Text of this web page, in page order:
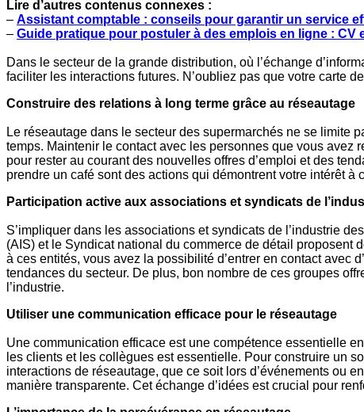
Lire d’autres contenus connexes :
– Assistant comptable : conseils pour garantir un service
– Guide pratique pour postuler à des emplois en ligne : CV
Dans le secteur de la grande distribution, où l’échange
faciliter les interactions futures. N’oubliez pas que votre carte
Construire des relations à long terme grâce au réseautage
Le réseautage dans le secteur des supermarchés ne se limite
temps. Maintenir le contact avec les personnes que vous avez
pour rester au courant des nouvelles offres d’emploi et des
prendre un café sont des actions qui démontrent votre intérêt
Participation active aux associations et syndicats de
S’impliquer dans les associations et syndicats de l’industrie
(AIS) et le Syndicat national du commerce de détail proposent
à ces entités, vous avez la possibilité d’entrer en contact avec
tendances du secteur. De plus, bon nombre de ces groupes
l’industrie.
Utiliser une communication efficace pour le réseautage
Une communication efficace est une compétence essentielle
les clients et les collègues est essentielle. Pour construire un
interactions de réseautage, que ce soit lors d’événements ou
manière transparente. Cet échange d’idées est crucial pour